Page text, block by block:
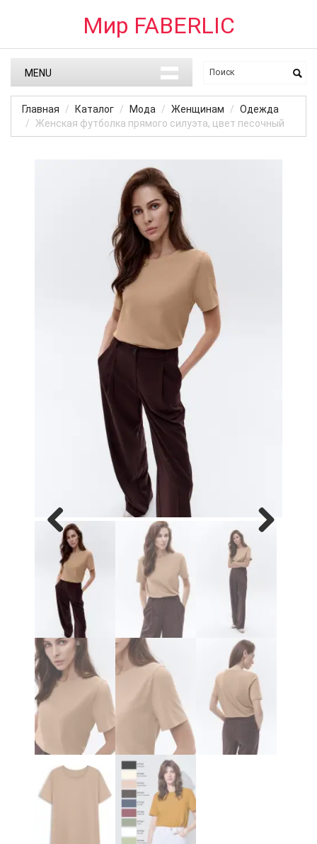
Мир FABERLIC
MENU
Главная Каталог Мода Женщинам
Одежда
Женская футболка прямого силуэта, цвет песочный